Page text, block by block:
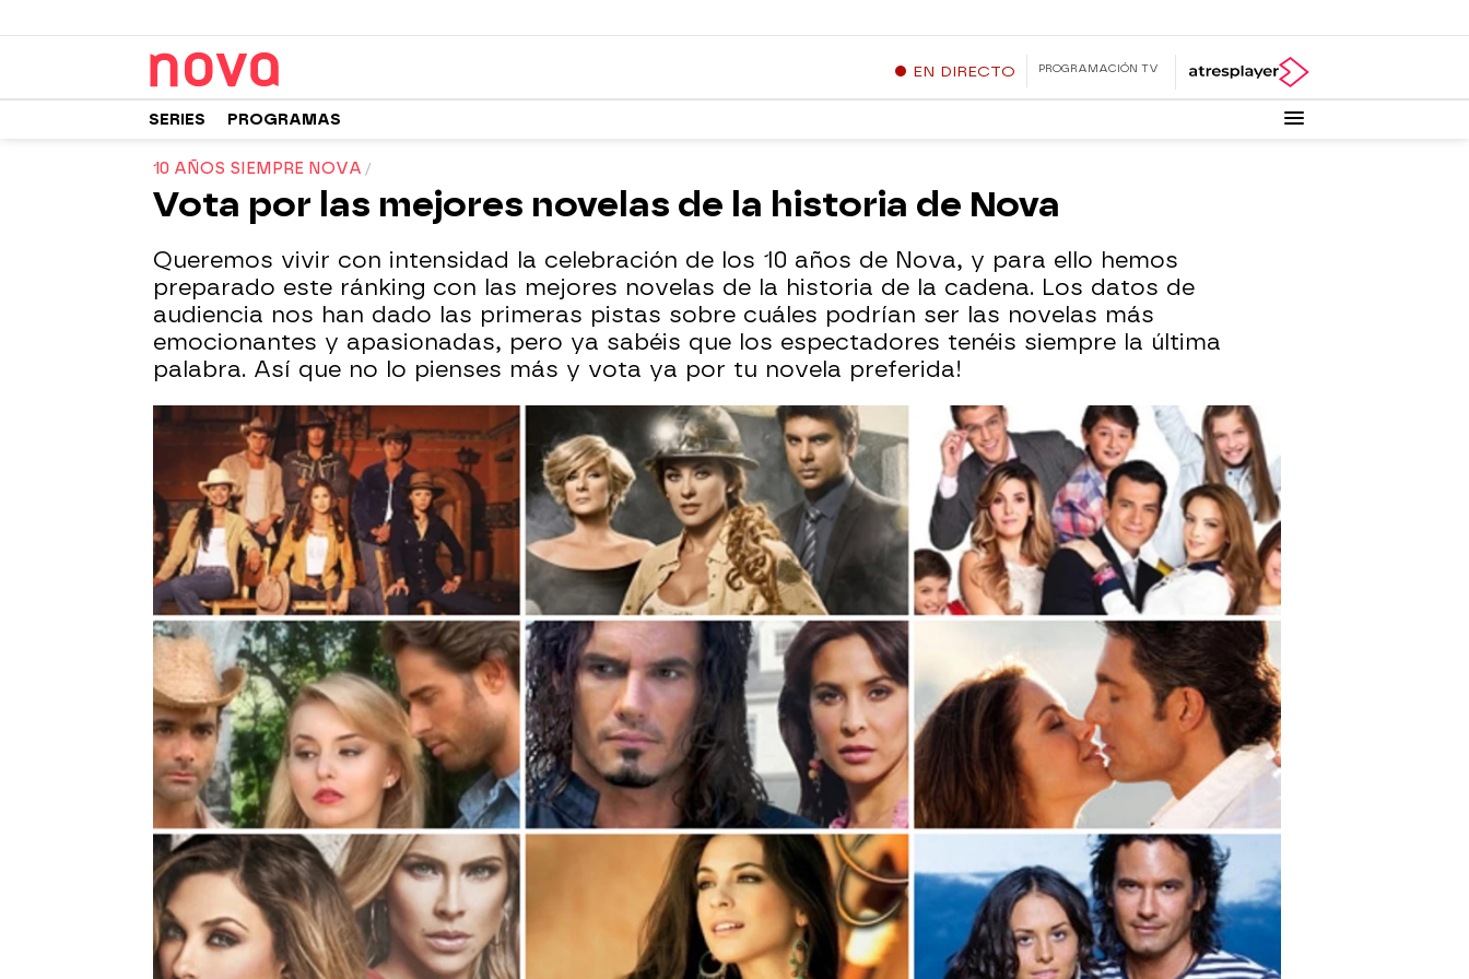
EN DIRECTO PROGRAMACIÓN TV
SERIES PROGRAMAS
10 AÑOS SIEMPRE NOVA
Vota por las mejores novelas de la historia de Nova
Queremos vivir con intensidad la celebración de los 10 años de Nova, y para ello hemos
preparado este ránking con las mejores novelas de la historia de la cadena. Los datos de
audiencia nos han dado las primeras pistas sobre cuáles podrían ser las novelas más
emocionantes y apasionadas, pero ya sabéis que los espectadores tenéis siempre la última
palabra. Así que no lo pienses más y vota ya por tu novela preferida!